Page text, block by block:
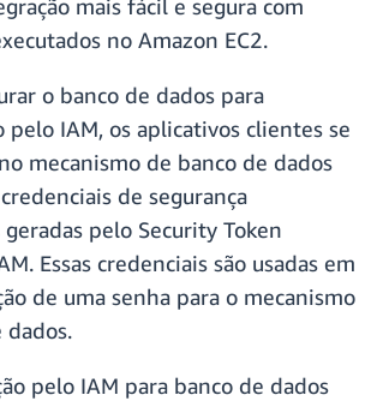
mais fácil e segura com
no Amazon EC2.
o banco de dados para
pelo IAM, os aplicativos clientes se
mecanismo de banco de dados
de segurança
pelo Security Token
Essas credenciais são usadas em
de uma senha para o mecanismo
dados.
pelo IAM para banco de dados